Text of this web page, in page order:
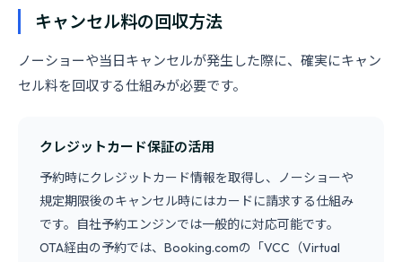
キャンセル料の回収方法
ノーショーや当日キャンセルが発生した際に、確実にキャン
セル料を回収する仕組みが必要です。
クレジットカード保証の活用
予約時にクレジットカード情報を取得し、ノーショーや
規定期限後のキャンセル時にはカードに請求する仕組み
です。自社予約エンジンでは一般的に対応可能です。
OTA経由の予約では、Booking.comの「VCC（Virtual